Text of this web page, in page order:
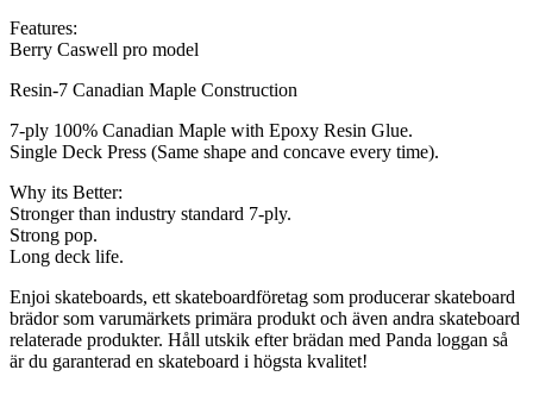
Features:
Berry Caswell pro model
Resin-7 Canadian Maple Construction
7-ply 100% Canadian Maple with Epoxy Resin Glue.
Single Deck Press (Same shape and concave every time).
Why its Better:
Stronger than industry standard 7-ply.
Strong pop.
Long deck life.
Enjoi skateboards, ett skateboardföretag som producerar skateboard
brädor som varumärkets primära produkt och även andra skateboard
relaterade produkter. Håll utskik efter brädan med Panda loggan så
är du garanterad en skateboard i högsta kvalitet!